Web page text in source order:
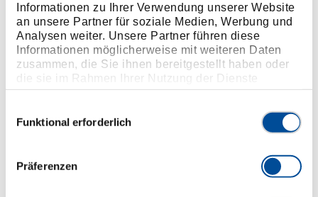
Informationen zu Ihrer Verwendung unserer Website
an unsere Partner für soziale Medien, Werbung und
Analysen weiter. Unsere Partner führen diese
Informationen möglicherweise mit weiteren Daten
zusammen, die Sie ihnen bereitgestellt haben oder
die sie im Rahmen Ihrer Nutzung der Dienste
gesammelt haben. Unsere vollständige
Funktional erforderlich
Präferenzen
zum Entfernen von kleineren Gewächsen
Klingenblatt aus gehärtetem Vergütungsstahl C45
2-Komponenten-Griff in modernem Design
Weicher Kunststoff im Griffbereich für ein